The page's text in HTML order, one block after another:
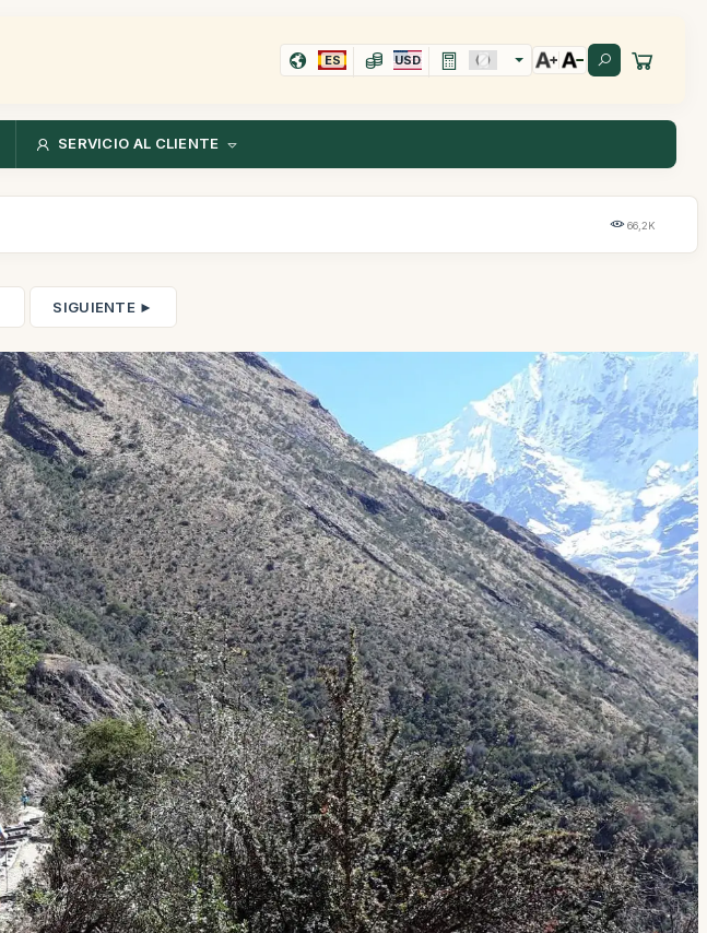
ES USD
SERVICIO AL CLIENTE
66,2K
SIGUIENTE ►